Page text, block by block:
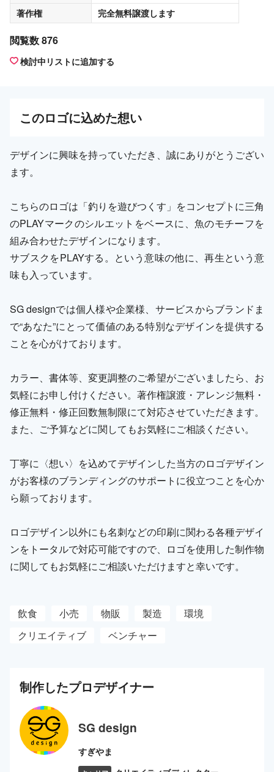
著作権
完全無料譲渡します
閲覧数 876
検討中リストに追加する
このロゴに込めた想い
デザインに興味を持っていただき、誠にありがとうござい
ます。
こちらのロゴは「釣りを遊びつくす」をコンセプトに三角
のPLAYマークのシルエットをベースに、魚のモチーフを
組み合わせたデザインになります。
サブスクをPLAYする。という意味の他に、再生という意
味も入っています。
SG designでは個人様や企業様、サービスからブランドま
で“あなた”にとって価値のある特別なデザインを提供する
ことを心がけております。
カラー、書体等、変更調整のご希望がございましたら、お
気軽にお申し付けください。著作権譲渡・アレンジ無料・
修正無料・修正回数無制限にて対応させていただきます。
また、ご予算などに関してもお気軽にご相談ください。
丁寧に〈想い〉を込めてデザインした当方のロゴデザイン
がお客様のブランディングのサポートに役立つことを心か
ら願っております。
ロゴデザイン以外にも名刺などの印刷に関わる各種デザイ
ンをトータルで対応可能ですので、ロゴを使用した制作物
に関してもお気軽にご相談いただけますと幸いです。
飲食 小売 物販 製造
環境
クリエイティブ
ベンチャー
制作したプロデザイナー
SG design
すぎやま